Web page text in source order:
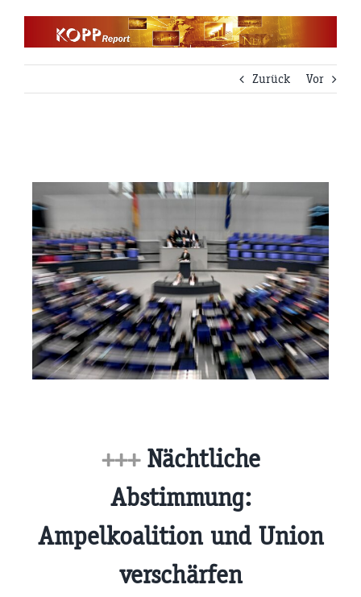
Zurück
Vor
+++Nächtliche
Abstimmung:
Ampelkoalition und Union
verschärfen